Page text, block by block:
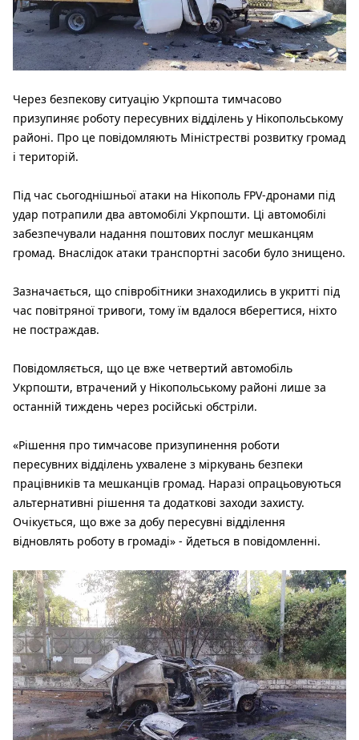
Через безпекову ситуацію Укрпошта тимчасово
призупиняє роботу пересувних відділень у Нікопольському
районі. Про це повідомляють Міністрестві розвитку громад
і територій.
Під час сьогоднішньої атаки на Нікополь FPV-дронами під
удар потрапили два автомобілі Укрпошти. Ці автомобілі
забезпечували надання поштових послуг мешканцям
громад. Внаслідок атаки транспортні засоби було знищено.
Зазначається, що співробітники знаходились в укритті під
час повітряної тривоги, тому їм вдалося вберегтися, ніхто
не постраждав.
Повідомляється, що це вже четвертий автомобіль
Укрпошти, втрачений у Нікопольському районі лише за
останній тиждень через російські обстріли.
«Рішення про тимчасове призупинення роботи
пересувних відділень ухвалене з міркувань безпеки
працівників та мешканців громад. Наразі опрацьовуються
альтернативні рішення та додаткові заходи захисту.
Очікується, що вже за добу пересувні відділення
відновлять роботу в громаді» - йдеться в повідомленні.